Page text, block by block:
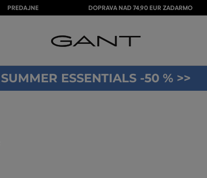
PREDAJNE DOPRAVA NAD 74,90 EUR ZADARMO
SUMMER ESSENTIALS -50 % >>